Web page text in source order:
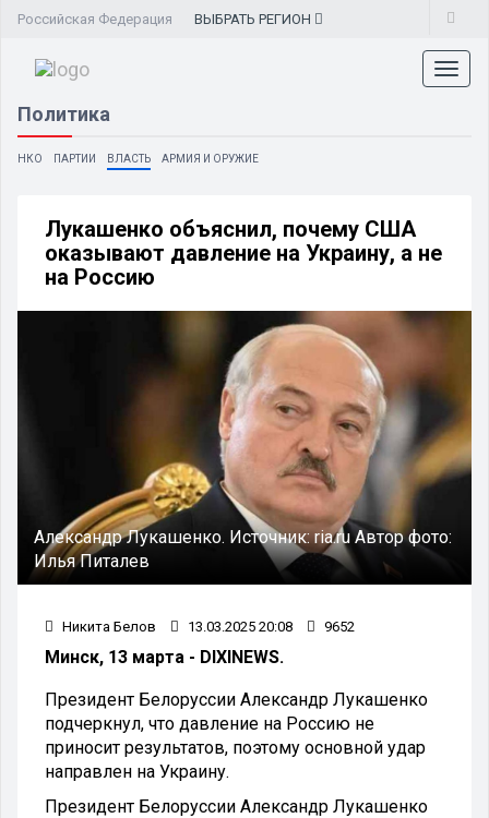
Российская Федерация ВЫБРАТЬ РЕГИОН
Политика
НКО ПАРТИИ ВЛАСТЬ АРМИЯ И ОРУЖИЕ
Лукашенко объяснил, почему США
оказывают давление на Украину, а не
на Россию
Александр Лукашенко. Источник:ria.ruАвтор фото:
Илья Питалев
Никита Белов 13.03.2025 20:08 9652
Минск, 13 марта - DIXINEWS.
Президент Белоруссии Александр Лукашенко
подчеркнул, что давление на Россию не
приносит результатов, поэтому основной удар
направлен на Украину.
Президент Белоруссии Александр Лукашенко